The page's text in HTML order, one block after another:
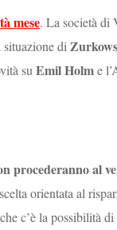
mese. La società di
situazione di
suEmil Holme
procederanno al
orientata al
c’è la possibilità